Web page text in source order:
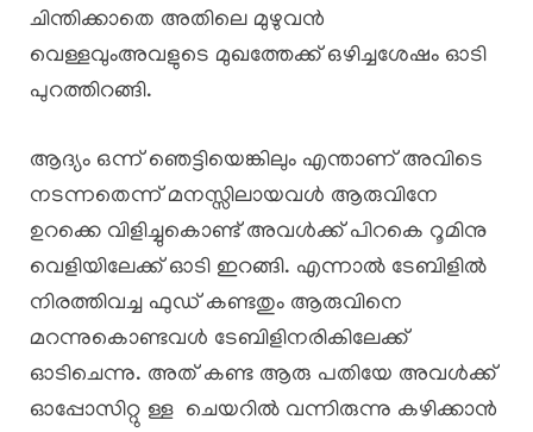
ചിന്തിക്കാതെ അതിലെ മുഴുവൻ
വെള്ളവുംഅവളുടെ മുഖത്തേക്ക് ഒഴിച്ചശേഷം ഓടി
പുറത്തിറങ്ങി.
ആദ്യം ഒന്ന് ഞെട്ടിയെങ്കിലും എന്താണ് അവിടെ
നടന്നതെന്ന് മനസ്സിലായവൾ ആരുവിനേ
ഉറക്കെ വിളിച്ചുകൊണ്ട് അവൾക്ക് പിറകെ റൂമിനു
വെളിയിലേക്ക് ഓടി ഇറങ്ങി. എന്നാൽ ടേബിളിൽ
നിരത്തിവച്ച ഫുഡ്‌ കണ്ടതും ആരുവിനെ
മറന്നുകൊണ്ടവൾ ടേബിളിനരികിലേക്ക്
ഓടിചെന്നു. അത് കണ്ട ആരു പതിയേ അവൾക്ക്
ഓപ്പോസിറ്റു ള്ള ചെയറിൽ വന്നിരുന്നു കഴിക്കാൻ